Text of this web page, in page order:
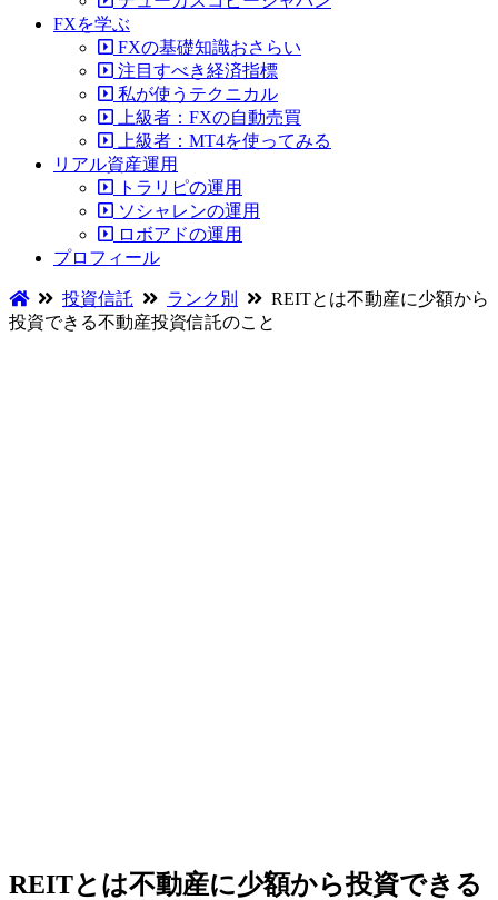
FXを学ぶ
FXの基礎知識おさらい
注目すべき経済指標
私が使うテクニカル
上級者：FXの自動売買
上級者：MT4を使ってみる
リアル資産運用
トラリピの運用
ソシャレンの運用
ロボアドの運用
プロフィール
投資信託 ランク別
REITとは不動産に少額から
投資できる不動産投資信託のこと
REITとは不動産に少額から投資できる